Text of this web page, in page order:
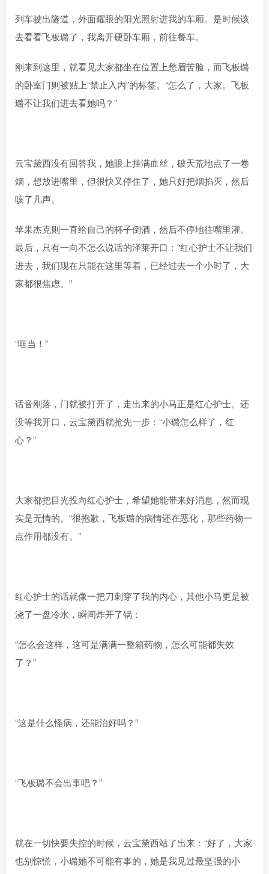
列车驶出隧道，外面耀眼的阳光照射进我的车厢。是时候该
去看看飞板璐了，我离开硬卧车厢，前往餐车。
刚来到这里，就看见大家都坐在位置上愁眉苦脸，而飞板璐
的卧室门则被贴上“禁止入内”的标签。“怎么了，大家。飞板
璐不让我们进去看她吗？”
云宝黛西没有回答我，她眼上挂满血丝，破天荒地点了一卷
烟，想放进嘴里，但很快又停住了，她只好把烟掐灭，然后
咳了几声。
苹果杰克则一直给自己的杯子倒酒，然后不停地往嘴里灌。
最后，只有一向不怎么说话的泽莱开口：“红心护士不让我们
进去，我们现在只能在这里等着，已经过去一个小时了，大
家都很焦虑。”
“哐当！”
话音刚落，门就被打开了，走出来的小马正是红心护士。还
没等我开口，云宝黛西就抢先一步：“小璐怎么样了，红
心？”
大家都把目光投向红心护士，希望她能带来好消息，然而现
实是无情的。“很抱歉，飞板璐的病情还在恶化，那些药物一
点作用都没有。”
红心护士的话就像一把刀刺穿了我的内心，其他小马更是被
浇了一盘冷水，瞬间炸开了锅：
“怎么会这样，这可是满满一整箱药物，怎么可能都失效
了？”
“这是什么怪病，还能治好吗？”
“飞板璐不会出事吧？”
就在一切快要失控的时候，云宝黛西站了出来：“好了，大家
也别惊慌，小璐她不可能有事的，她是我见过最坚强的小